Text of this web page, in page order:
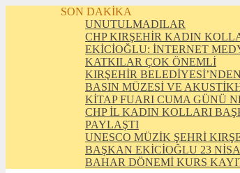
SON DAKİKA
UNUTULMADILAR
CHP KIRŞEHİR KADIN
EKİCİOĞLU: İNTERNET
KATKILAR ÇOK ÖNEMLİ
KIRŞEHİR
BASIN MÜZESİ VE
KİTAP FUARI CUMA GÜNÜ
CHP İL KADIN KOLLARI
PAYLAŞTI
UNESCO MÜZİK ŞEHRİ
BAŞKAN EKİCİOĞLU 23
BAHAR DÖNEMİ KURS